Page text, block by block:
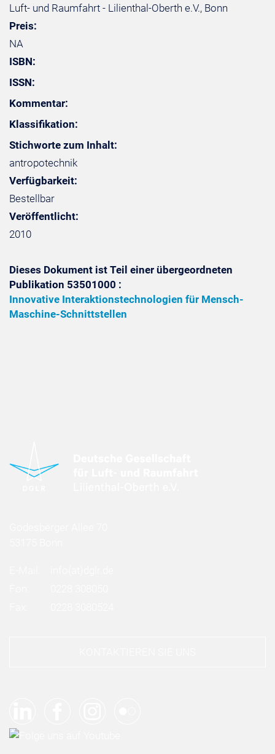
Luft- und Raumfahrt - Lilienthal-Oberth e.V., Bonn
Preis:
NA
ISBN:
ISSN:
Kommentar:
Klassifikation:
Stichworte zum Inhalt:
antropotechnik
Verfügbarkeit:
Bestellbar
Veröffentlicht:
2010
Dieses Dokument ist Teil einer übergeordneten
Publikation 53501000 :
Innovative Interaktionstechnologien für Mensch-
Maschine-Schnittstellen